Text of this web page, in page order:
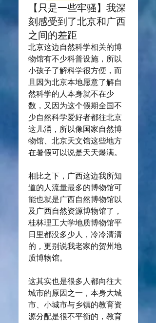
【只是一些牢骚】我深
刻感受到了北京和广西
之间的差距
北京这边自然科学相关的博
物馆有不少科普设施，所以
小孩子了解科学很方便，而
且因为北京本地愿意了解自
然科学的人本身就不在少
数，又因为这个假期全国不
少自然科学爱好者都往北京
这儿涌，所以像国家自然博
物馆、北京天文馆这些地方
在暑假可以说是天天爆满。
相比之下，广西这边我所知
道的人流量最多的博物馆可
能也就是广西自然博物馆以
及广西自然资源博物馆了，
桂林理工大学地质博物馆平
日里都没多少人，冷冷清清
的，更别说我老家的贺州地
质博物馆。
这其实也是很多人都向往大
城市的原因之一，本身大城
市、小城市与乡镇的教育资
源分配是很不平衡的，教育